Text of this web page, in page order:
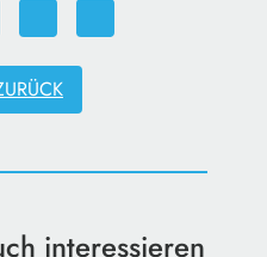
interessieren